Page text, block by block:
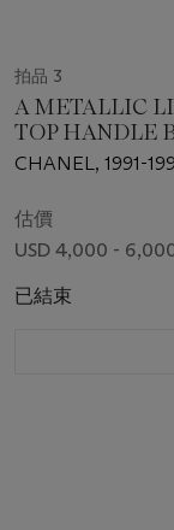
拍品 3
A METALLIC
TOP HANDLE
CHANEL, 1991-
估價
USD 4,000 -
已結束